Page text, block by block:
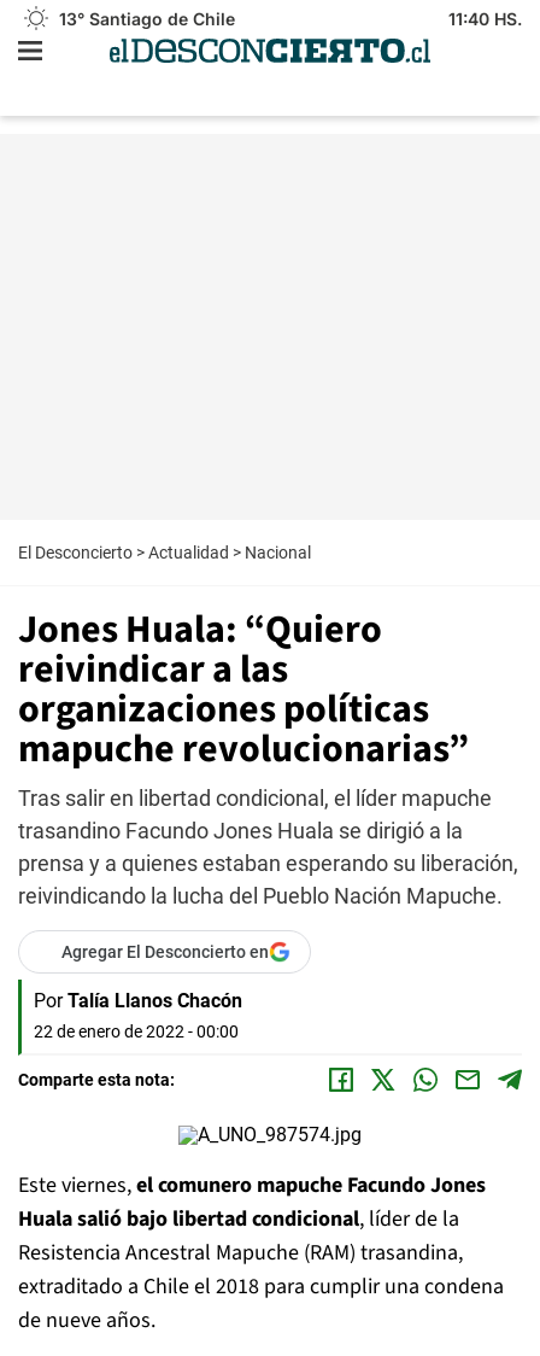
13° Santiago de Chile 11:40 HS.
El Desconcierto >Actualidad > Nacional
Jones Huala: “Quiero
reivindicar a las
organizaciones políticas
mapuche revolucionarias”
Tras salir en libertad condicional, el líder mapuche
trasandino Facundo Jones Huala se dirigió a la
prensa y a quienes estaban esperando su liberación,
reivindicando la lucha del Pueblo Nación Mapuche.
Agregar El Desconcierto en
Por Talía Llanos Chacón
22 de enero de 2022 - 00:00
Comparte esta nota:
Este viernes,el comunero mapuche Facundo Jones
Huala salió bajo libertad condicional, líder de la
Resistencia Ancestral Mapuche (RAM) trasandina,
extraditado a Chile el 2018 para cumplir una condena
de nueve años.